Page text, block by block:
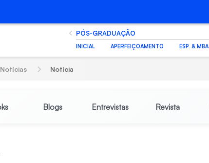
PÓS-GRADUAÇÃO
INICIAL APERFEIÇOAMENTO ESP. & MBA
Notícias Notícia
Blogs Entrevistas Revista